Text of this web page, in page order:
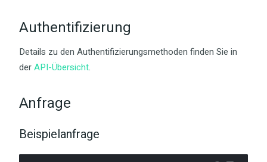
Authentifizierung
Details zu den Authentifizierungsmethoden finden Sie in
derAPI-Übersicht.
Anfrage
Beispielanfrage